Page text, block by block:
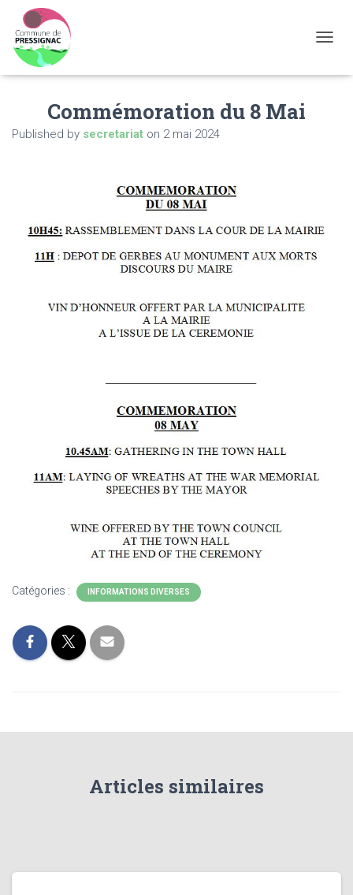
Commémoration du 8 Mai
Published by secretariat on 2 mai 2024
Catégories : INFORMATIONS DIVERSES
Articles similaires